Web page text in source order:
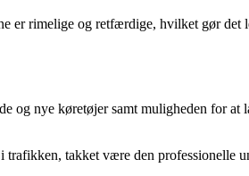
er rimelige og retfærdige, hvilket gør det
og nye køretøjer samt muligheden for at
takket være den professionelle